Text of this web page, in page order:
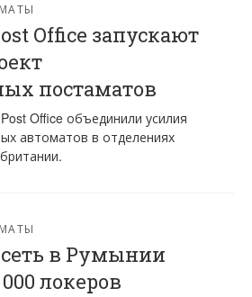
Office запускают
постаматов
Office объединили усилия
автоматов в отделениях
в Румынии
локеров